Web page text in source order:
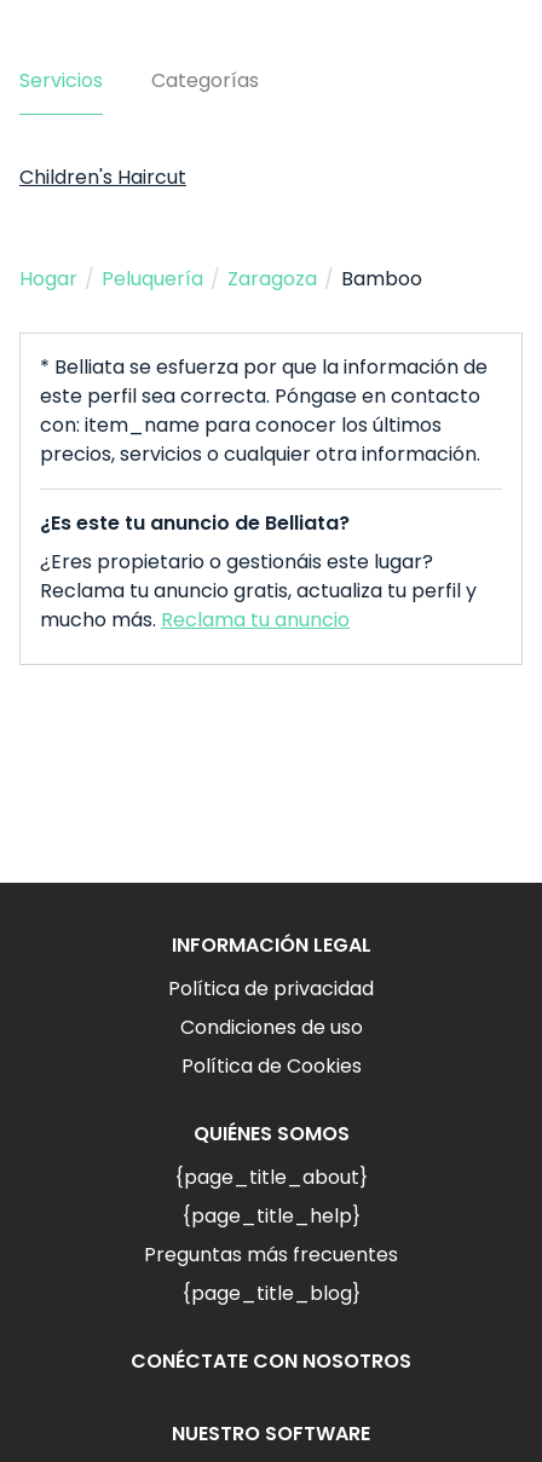
Servicios Categorías
Children's Haircut
Hogar / Peluquería / Zaragoza / Bamboo
* Belliata se esfuerza por que la información de
este perfil sea correcta. Póngase en contacto
con: item_name para conocer los últimos
precios, servicios o cualquier otra información.
¿Es este tu anuncio de Belliata?
¿Eres propietario o gestionáis este lugar?
Reclama tu anuncio gratis, actualiza tu perfil y
mucho más. Reclama tu anuncio
INFORMACIÓN LEGAL
Política de privacidad
Condiciones de uso
Política de Cookies
QUIÉNES SOMOS
{page_title_about}
{page_title_help}
Preguntas más frecuentes
{page_title_blog}
CONÉCTATE CON NOSOTROS
NUESTRO SOFTWARE